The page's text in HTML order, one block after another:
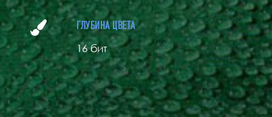
ГЛУБИНА ЦВЕТА
16 бит